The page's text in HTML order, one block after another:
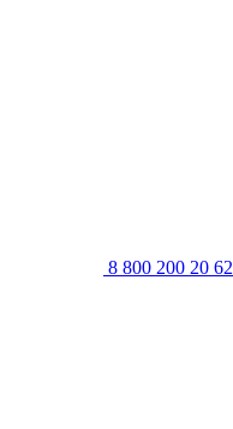
8 800 200 20 62